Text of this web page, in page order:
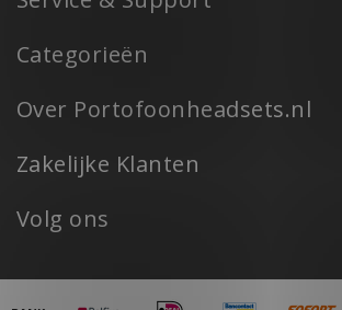
Categorieën
Over Portofoonheadsets.nl
Zakelijke Klanten
Volg ons